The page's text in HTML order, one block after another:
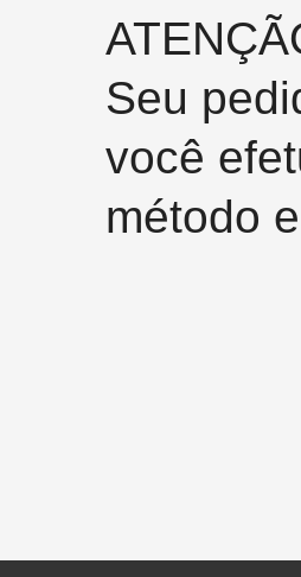
Seu
você
método